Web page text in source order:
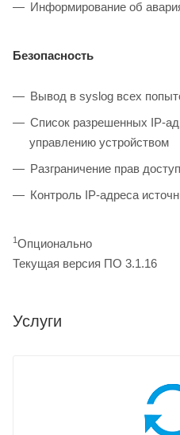
Информирование об
Безопасность
Вывод в syslog всех
Список разрешенных IP-
управлению устройством
Разграничение прав
Контроль IP-адреса
1Опционально
Текущая версия ПО 3.1.16
Услуги